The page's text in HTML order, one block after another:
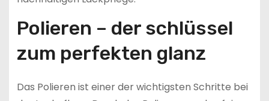
Polieren – der schlüssel
zum perfekten glanz
Das Polieren ist einer der wichtigsten Schritte bei